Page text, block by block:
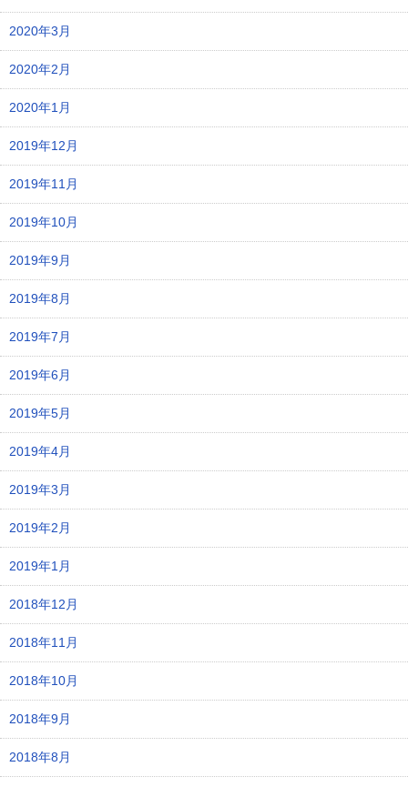
2020年3月
2020年2月
2020年1月
2019年12月
2019年11月
2019年10月
2019年9月
2019年8月
2019年7月
2019年6月
2019年5月
2019年4月
2019年3月
2019年2月
2019年1月
2018年12月
2018年11月
2018年10月
2018年9月
2018年8月